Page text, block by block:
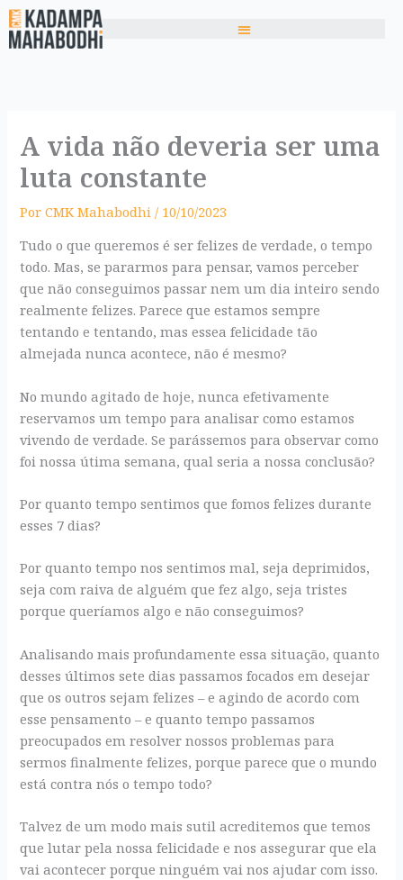
Ir
para
A vida não deveria ser uma
luta constante
PorCMK Mahabodhi / 10/10/2023
Tudo o que queremos é ser felizes de verdade, o tempo
todo. Mas, se pararmos para pensar, vamos perceber
que não conseguimos passar nem um dia inteiro sendo
realmente felizes. Parece que estamos sempre
tentando e tentando, mas essea felicidade tão
almejada nunca acontece, não é mesmo?
No mundo agitado de hoje, nunca efetivamente
reservamos um tempo para analisar como estamos
vivendo de verdade. Se parássemos para observar como
foi nossa útima semana, qual seria a nossa conclusão?
Por quanto tempo sentimos que fomos felizes durante
esses 7 dias?
Por quanto tempo nos sentimos mal, seja deprimidos,
seja com raiva de alguém que fez algo, seja tristes
porque queríamos algo e não conseguimos?
Analisando mais profundamente essa situação, quanto
desses últimos sete dias passamos focados em desejar
que os outros sejam felizes – e agindo de acordo com
esse pensamento – e quanto tempo passamos
preocupados em resolver nossos problemas para
sermos finalmente felizes, porque parece que o mundo
está contra nós o tempo todo?
Talvez de um modo mais sutil acreditemos que temos
que lutar pela nossa felicidade e nos assegurar que ela
vai acontecer porque ninguém vai nos ajudar com isso.